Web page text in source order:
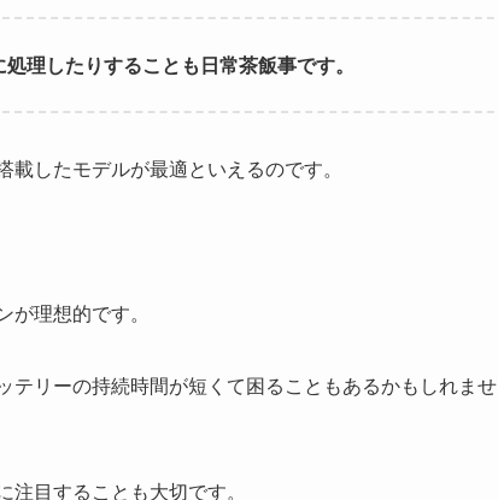
理したりすることも日常茶飯事です。
したモデルが最適といえるのです。
理想的です。
リーの持続時間が短くて困ることもあるかもしれませ
目することも大切です。